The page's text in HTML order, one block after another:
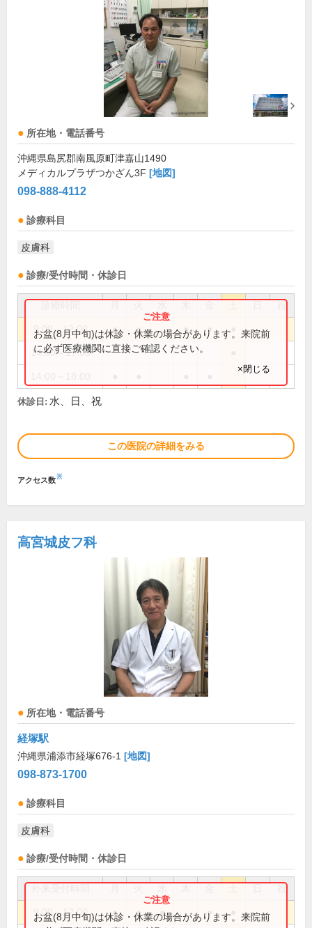
所在地・電話番号
沖縄県島尻郡南風原町津嘉山1490
メディカルプラザつかざん3F [地図]
098-888-4112
診療科目
皮膚科
診療/受付時間・休診日
祝
9:00～12:00 ● ● ● ●
14:00～17:00
お盆(8月中旬)は休診・休業の場合があります。来院前
に必ず医療機関に直接ご確認ください。
×閉じる
休診日: 水、日、祝
この医院の詳細をみる
アクセス数※
高宮城皮フ科
所在地・電話番号
経塚駅
沖縄県浦添市経塚676-1 [地図]
098-873-1700
診療科目
皮膚科
診療/受付時間・休診日
祝
9:00～12:00 ● ● ● ●
お盆(8月中旬)は休診・休業の場合があります。来院前